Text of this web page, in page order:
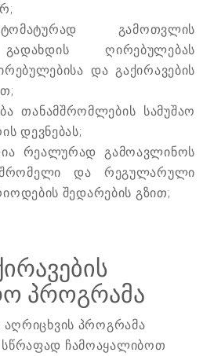
გამოთვლის
ღირებულებას
და გაქირავების
თანამშრომლების სამუშაო
დევნებას;
რეალურად გამოავლინოს
და რეგულარული
შედარების გზით;
პროგრამა
აღრიცხვის პროგრამა
სწრაფად ჩამოაყალიბოთ